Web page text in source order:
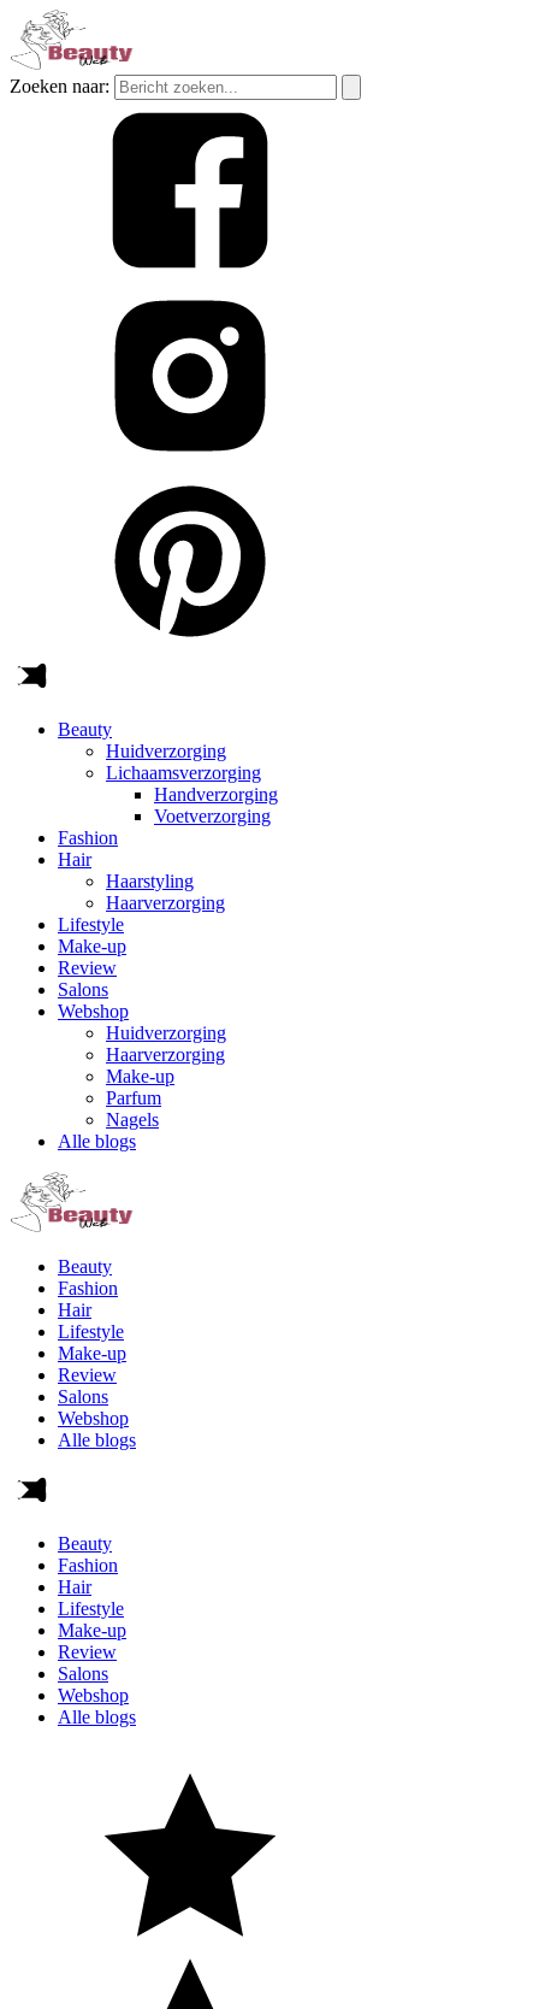
Zoeken naar:
Beauty
Huidverzorging
Lichaamsverzorging
Handverzorging
Voetverzorging
Fashion
Hair
Haarstyling
Haarverzorging
Lifestyle
Make-up
Review
Salons
Webshop
Huidverzorging
Haarverzorging
Make-up
Parfum
Nagels
Alle blogs
Beauty
Fashion
Hair
Lifestyle
Make-up
Review
Salons
Webshop
Alle blogs
Beauty
Fashion
Hair
Lifestyle
Make-up
Review
Salons
Webshop
Alle blogs